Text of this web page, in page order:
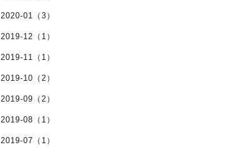
2020-01（3）
2019-12（1）
2019-11（1）
2019-10（2）
2019-09（2）
2019-08（1）
2019-07（1）